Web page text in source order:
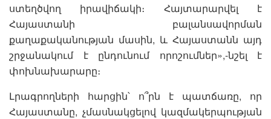
ստեղծվող իրավիճակի։ Հայտարարվել է
Հայաստանի բալանսավորման
քաղաքականության մասին, և Հայաստանն այդ
շրջանակում է ընդունում որոշումներ»,-նշել է
փոխնախարարը։
Լրագրողների հարցին՝ ո՞րն է պատճառը, որ
Հայաստանը, չմասնակցելով կազմակերպության